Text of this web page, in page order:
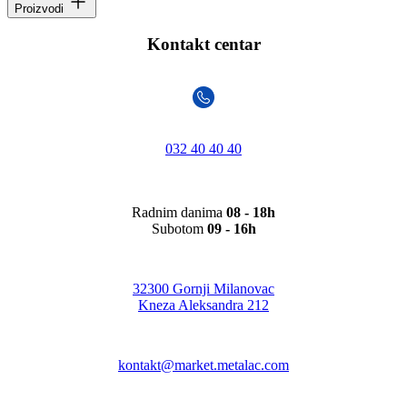
Proizvodi
Kontakt centar
032 40 40 40
Radnim danima 08 - 18h
Subotom 09 - 16h
32300 Gornji Milanovac
Kneza Aleksandra 212
kontakt@market.metalac.com